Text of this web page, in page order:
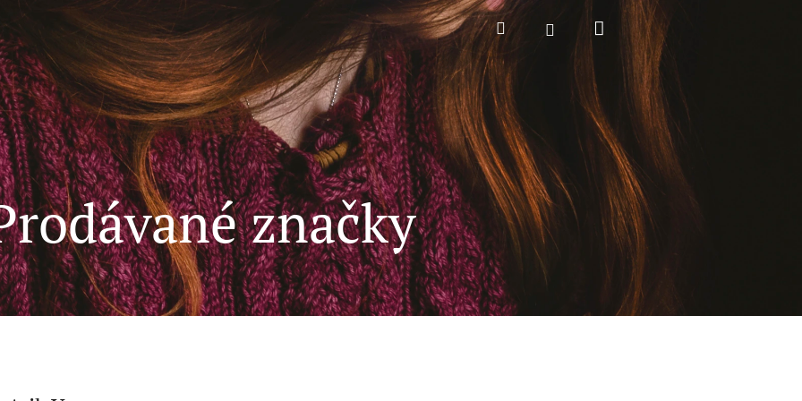
HledatPřihlášeníNákupní
košík
značky